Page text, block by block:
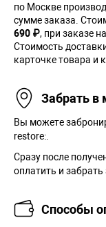
по Москве
сумме заказа.
690 ₽, при заказе
Стоимость
карточке товара и
Забрать в
Вы можете
restore:.
Сразу после
оплатить и
Способы